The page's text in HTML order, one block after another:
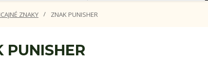
ZNAKY ZNAK PUNISHER
PUNISHER